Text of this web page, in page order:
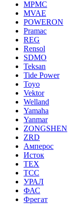
MPMC
MVAE
POWERON
Pramac
REG
Rensol
SDMO
Teksan
Tide Power
Toyo
Vektor
Welland
Yamaha
Yanmar
ZONGSHEN
ZRD
Амперос
Исток
ТЕХ
ТСС
УРАЛ
ФАС
Фрегат